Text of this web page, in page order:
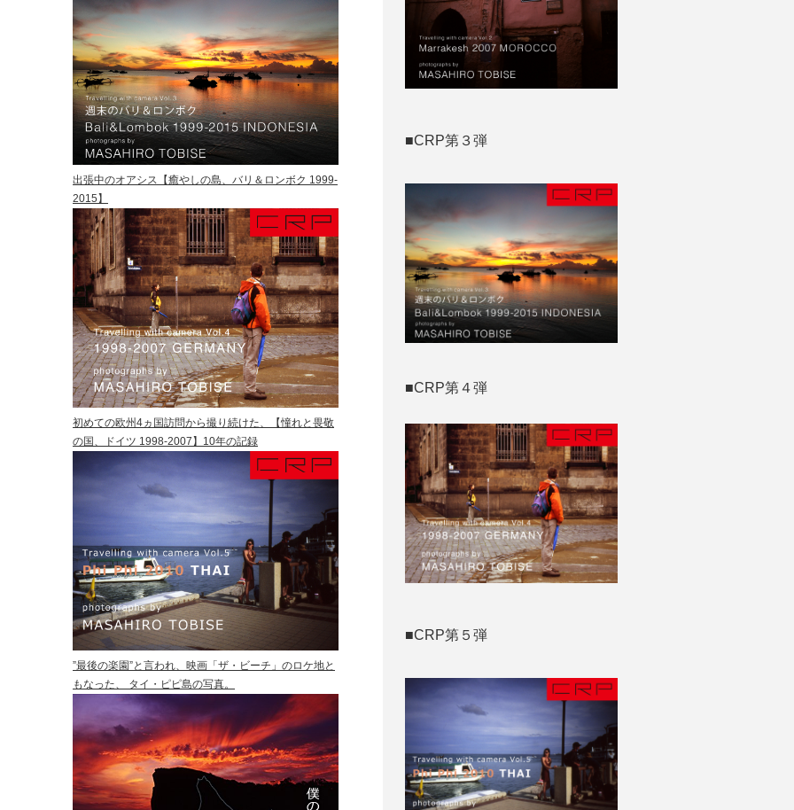
■CRP第３弾
■CRP第４弾
■CRP第５弾
出張中のオアシス【癒やしの島、バリ＆ロンボク 1999-
2015】
初めての欧州4ヵ国訪問から撮り続けた、【憧れと畏敬
の国、ドイツ 1998-2007】10年の記録
”最後の楽園”と言われ、映画「ザ・ビーチ」のロケ地と
もなった、 タイ・ピピ島の写真。